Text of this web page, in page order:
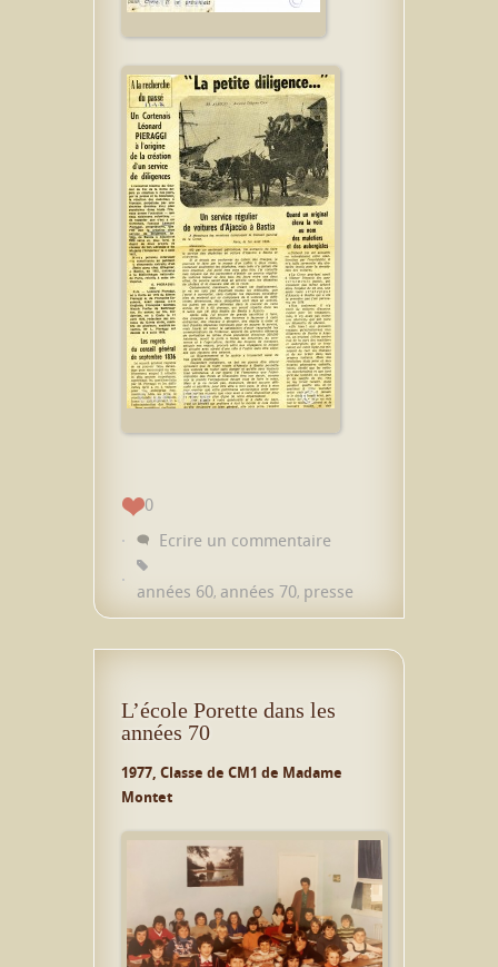
0
Ecrire un commentaire
années 60, années 70, presse
L’école Porette dans les
années 70
1977, Classe de CM1 de Madame
Montet